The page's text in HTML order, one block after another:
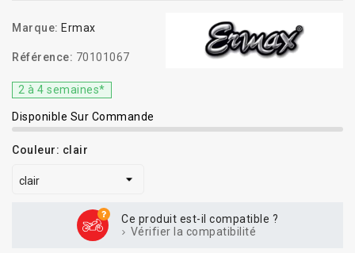
Marque: Ermax
Référence: 70101067
2 à 4 semaines*
Disponible Sur Commande
Couleur: clair
Ce produit est-il compatible ?
Vérifier la compatibilité